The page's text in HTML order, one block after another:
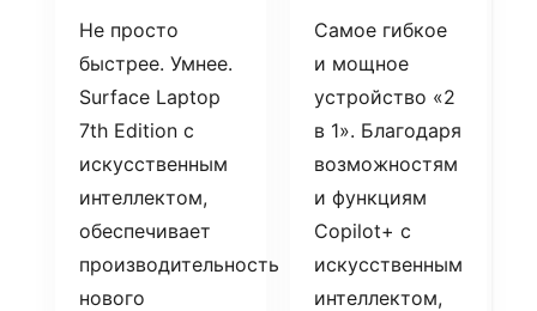
Не просто
быстрее. Умнее.
Surface Laptop
7th Edition с
искусственным
интеллектом,
обеспечивает
производительность
нового
Самое гибкое
и мощное
устройство «2
в 1». Благодаря
возможностям
и функциям
Copilot+ с
искусственным
интеллектом,